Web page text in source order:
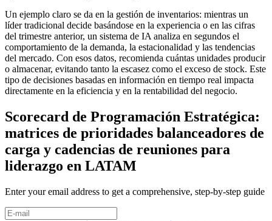
Un ejemplo claro se da en la gestión de inventarios: mientras un
líder tradicional decide basándose en la experiencia o en las cifras
del trimestre anterior, un sistema de IA analiza en segundos el
comportamiento de la demanda, la estacionalidad y las tendencias
del mercado. Con esos datos, recomienda cuántas unidades producir
o almacenar, evitando tanto la escasez como el exceso de stock. Este
tipo de decisiones basadas en información en tiempo real impacta
directamente en la eficiencia y en la rentabilidad del negocio.
Scorecard de Programación Estratégica:
matrices de prioridades balanceadores de
carga y cadencias de reuniones para
liderazgo en LATAM
Enter your email address to get a comprehensive, step-by-step guide